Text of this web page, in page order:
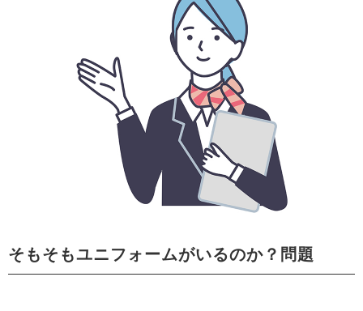
そもそもユニフォームがいるのか？問題